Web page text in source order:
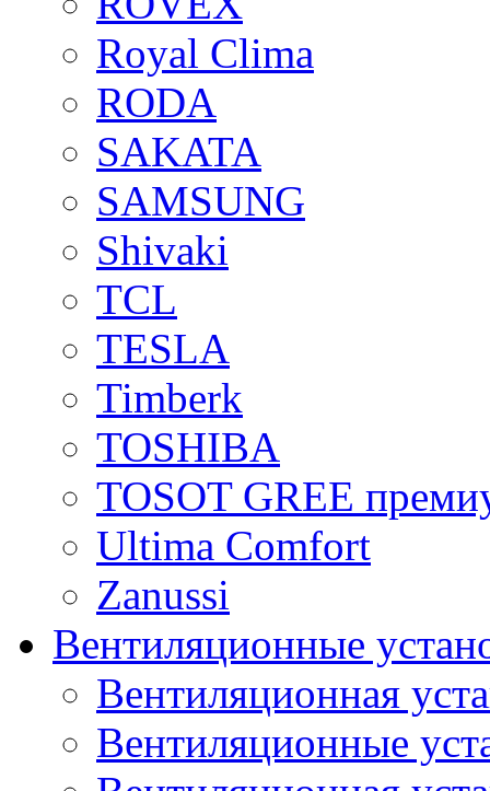
Royal Clima
RODA
SAKATA
SAMSUNG
Shivaki
TCL
TESLA
Timberk
TOSHIBA
TOSOT GREE
Ultima Comfort
Zanussi
Вентиляционные
Вентиляционная
Вентиляционные